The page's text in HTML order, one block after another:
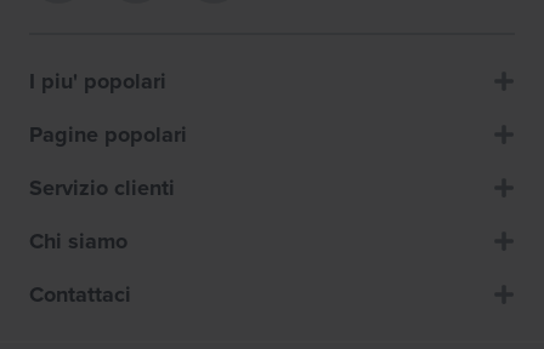
I piu' popolari
Pagine popolari
Servizio clienti
Chi siamo
Contattaci